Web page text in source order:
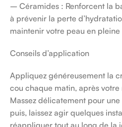
– Céramides : Renforcent la
à prévenir la perte
maintenir votre peau en pleine
Conseils d’application
Appliquez généreusement la
cou chaque matin, après
Massez délicatement pour
puis, laissez agir quelques
réappliquer tout au long de la